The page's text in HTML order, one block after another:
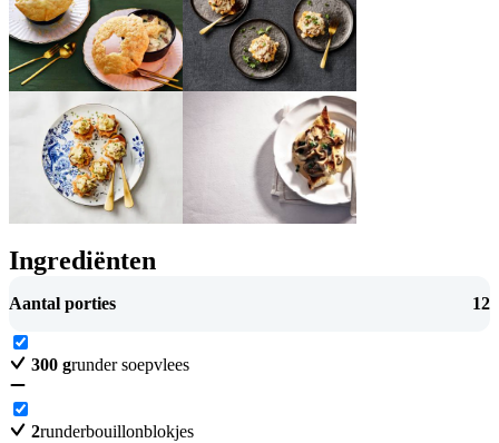
Ingrediënten
Aantal porties 12
300 grunder soepvlees
2runderbouillonblokjes